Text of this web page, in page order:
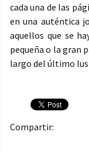
cada una de las
en una auténtica
aquellos que se
pequeña o la gran
largo del último
Compartir: